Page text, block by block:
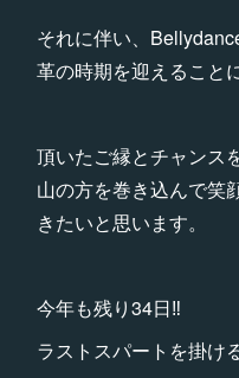
それに伴い、
革の時期を迎えること
頂いたご縁とチャンス
山の方を巻き込んで笑
きたいと思います。
今年も残り34日‼︎
ラストスパートを掛け